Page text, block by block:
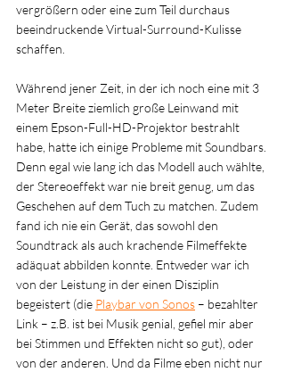
vergrößern oder eine zum Teil durchaus
beeindruckende Virtual-Surround-Kulisse
schaffen.
Während jener Zeit, in der ich noch eine mit 3
Meter Breite ziemlich große Leinwand mit
einem Epson-Full-HD-Projektor bestrahlt
habe, hatte ich einige Probleme mit Soundbars.
Denn egal wie lang ich das Modell auch wählte,
der Stereoeffekt war nie breit genug, um das
Geschehen auf dem Tuch zu matchen. Zudem
fand ich nie ein Gerät, das sowohl den
Soundtrack als auch krachende Filmeffekte
adäquat abbilden konnte. Entweder war ich
von der Leistung in der einen Disziplin
begeistert (die Playbar von Sonos – bezahlter
Link – z.B. ist bei Musik genial, gefiel mir aber
bei Stimmen und Effekten nicht so gut), oder
von der anderen. Und da Filme eben nicht nur